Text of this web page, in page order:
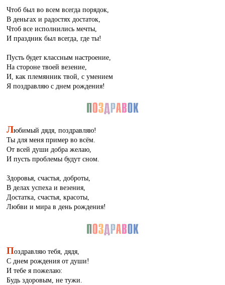
Чтоб был во всем всегда порядок,
В деньгах и радостях достаток,
Чтоб все исполнились мечты,
И праздник был всегда, где ты!
Пусть будет классным настроение,
На стороне твоей везение,
И, как племянник твой, с умением
Я поздравляю с днем рождения!
Любимый дядя, поздравляю!
Ты для меня пример во всём.
От всей души добра желаю,
И пусть проблемы будут сном.
Здоровья, счастья, доброты,
В делах успеха и везения,
Достатка, счастья, красоты,
Любви и мира в день рождения!
Поздравляю тебя, дядя,
С днем рождения от души!
И тебе я пожелаю:
Будь здоровым, не тужи.